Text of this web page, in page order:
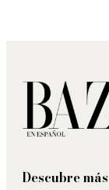
Descubre más